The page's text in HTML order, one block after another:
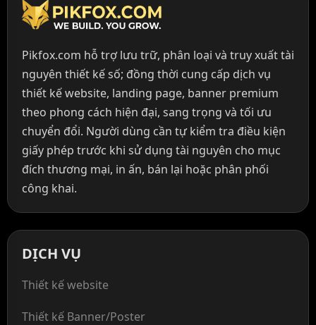
Pikfox.com hỗ trợ lưu trữ, phân loại và truy xuất tài
nguyên thiết kế số; đồng thời cung cấp dịch vụ
thiết kế website, landing page, banner premium
theo phong cách hiện đại, sang trọng và tối ưu
chuyển đổi. Người dùng cần tự kiểm tra điều kiện
giấy phép trước khi sử dụng tài nguyên cho mục
đích thương mại, in ấn, bán lại hoặc phân phối
công khai.
DỊCH VỤ
Thiết kế website
Thiết kế Banner/Poster